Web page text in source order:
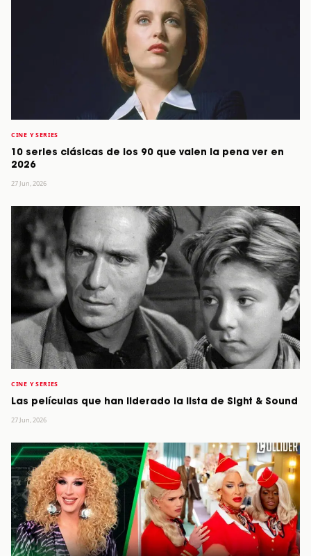
CINE Y SERIES
10 series clásicas de los 90 que valen la pena ver en
2026
27 Jun, 2026
CINE Y SERIES
Las películas que han liderado la lista de Sight & Sound
27 Jun, 2026